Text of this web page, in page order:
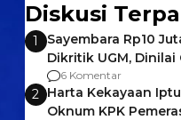
Diskusi
1
Sayembara Rp10
Dikritik UGM, Dinilai
Gagalnya Negara
6 Komentar
2 Harta Kekayaan
Oknum KPK